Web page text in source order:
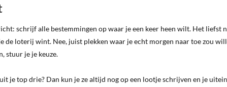
schrijf alle bestemmingen op waar je een keer heen wilt. Het liefst
de loterij wint. Nee, juist plekken waar je echt morgen naar toe zou
stuur je je keuze.
je top drie? Dan kun je ze altijd nog op een lootje schrijven en je